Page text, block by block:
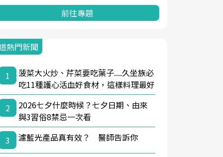
前往專題
熱門新聞
1
菠菜大火炒、芹菜要吃葉子....久坐族必
吃11種護心活血好食材，這樣料理最好
2
2026七夕什麼時候？七夕日期、由來
與3習俗8禁忌一次看
3
濾藍光產品真有效？ 醫師告訴你